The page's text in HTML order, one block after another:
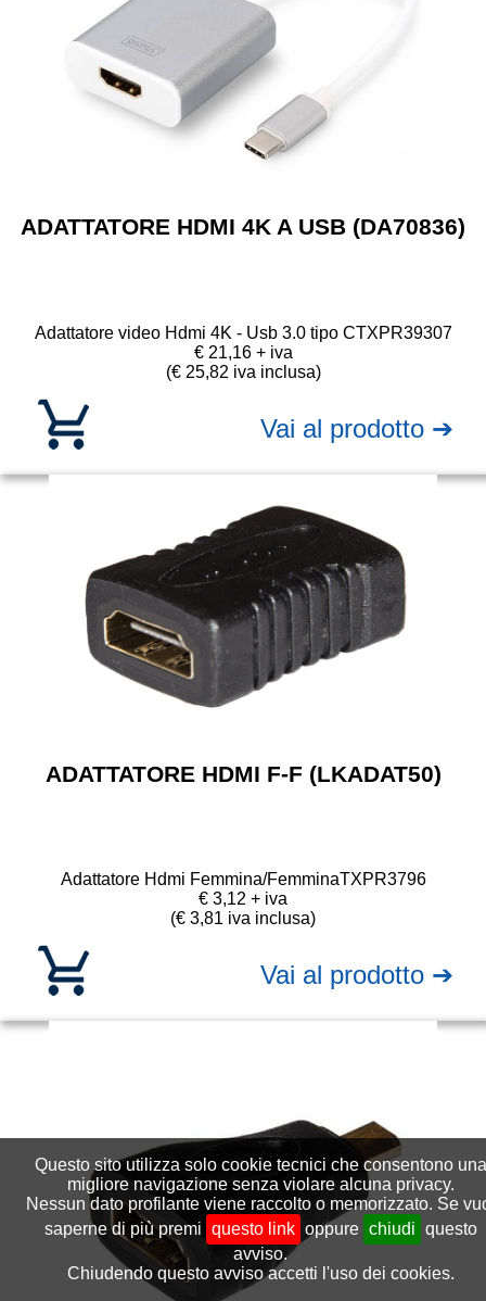
ADATTATORE HDMI 4K A USB (DA70836)
Adattatore video Hdmi 4K - Usb 3.0 tipo CTXPR39307
€ 21,16 + iva
(€ 25,82 iva inclusa)
Vai al prodotto ➔
ADATTATORE HDMI F-F (LKADAT50)
Adattatore Hdmi Femmina/FemminaTXPR3796
€ 3,12 + iva
(€ 3,81 iva inclusa)
Vai al prodotto ➔
Questo sito utilizza solo cookie tecnici che consentono una
migliore navigazione senza violare alcuna privacy.
Nessun dato profilante viene raccolto o memorizzato. Se
saperne di più premi questo link oppure chiudi questo
avviso.
Chiudendo questo avviso accetti l'uso dei cookies.